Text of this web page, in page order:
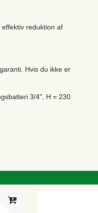
reduktion af
Hvis du ikke er
3/4", H = 230